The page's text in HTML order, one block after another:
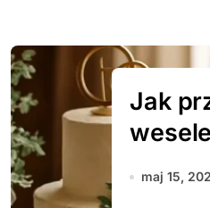
Jak
maj 15,